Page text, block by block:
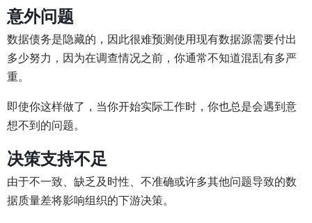
意外问题
数据债务是隐藏的，因此很难预测使用现有数据源需要付出
多少努力，因为在调查情况之前，你通常不知道混乱有多严
重。
即使你这样做了，当你开始实际工作时，你也总是会遇到意
想不到的问题。
决策支持不足
由于不一致、缺乏及时性、不准确或许多其他问题导致的数
据质量差将影响组织的下游决策。